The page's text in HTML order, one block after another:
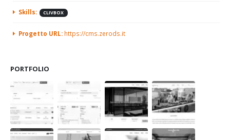
Skills: CLIVBOX
Progetto URL: https://cms.zerods.it
PORTFOLIO